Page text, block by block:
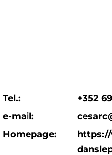
Tel.:
+352
e-mail:
Homepage: